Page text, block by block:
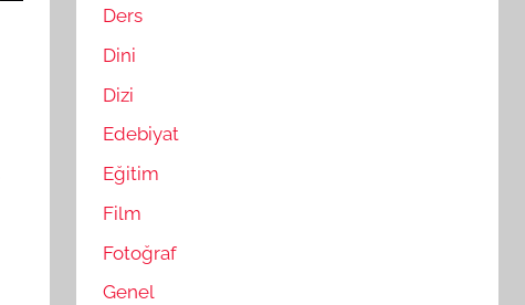
Ders
Dini
Dizi
Edebiyat
Eğitim
Film
Fotoğraf
Genel